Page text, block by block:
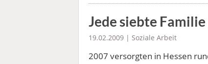
Jede siebte
19.02.2009 | Soziale Arbeit
2007 versorgten in Hessen